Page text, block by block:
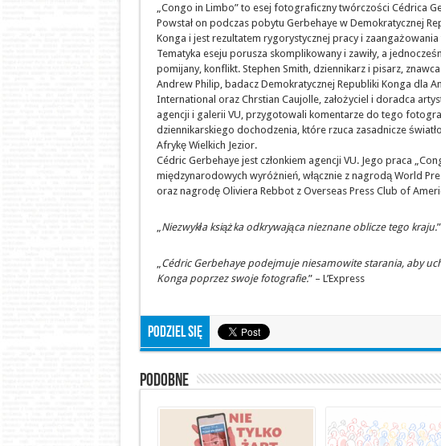
„Congo in Limbo” to esej fotograficzny twórczości Cédrica
Powstał on podczas pobytu Gerbehaye w Demokratycznej
Konga i jest rezultatem rygorystycznej pracy i
Tematyka eseju porusza skomplikowany i zawiły, a
pomijany, konflikt. Stephen Smith, dziennikarz i pisarz,
Andrew Philip, badacz Demokratycznej Republiki Konga dla
International oraz Chrstian Caujolle, założyciel i doradca
agencji i galerii VU, przygotowali komentarze do tego
dziennikarskiego dochodzenia, które rzuca zasadnicze
Afrykę Wielkich Jezior.
Cédric Gerbehaye jest członkiem agencji VU. Jego praca
międzynarodowych wyróżnień, włącznie z nagrodą World
oraz nagrodę Oliviera Rebbot z Overseas Press Club of
„Niezwykła książka odkrywająca nieznane oblicze tego kraju.
„Cédric Gerbehaye podejmuje niesamowite starania, aby
Konga poprzez swoje fotografie.” – L’Express
Podziel się
Podobne